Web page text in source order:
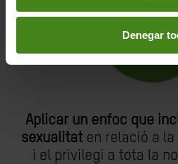
Denegar
Aplicar un enfoc que
sexualitaten relació a la
i el privilegi a tota la